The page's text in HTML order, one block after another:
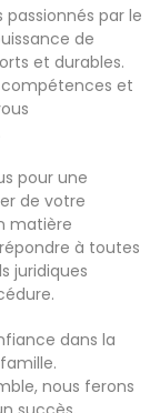
par le
de
et durables.
et
pour une
de votre
matière
à toutes
juridiques
dans la
nous ferons